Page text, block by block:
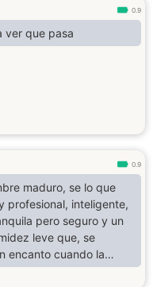
0.9
ver que pasa
0.9
maduro, se lo que
profesional, inteligente,
pero seguro y un
leve que, se
encanto cuando la
empieza a fluir. Busco